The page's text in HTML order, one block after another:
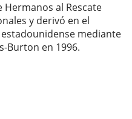
Hermanos al Rescate
y derivó en el
mediante
Burton en 1996.